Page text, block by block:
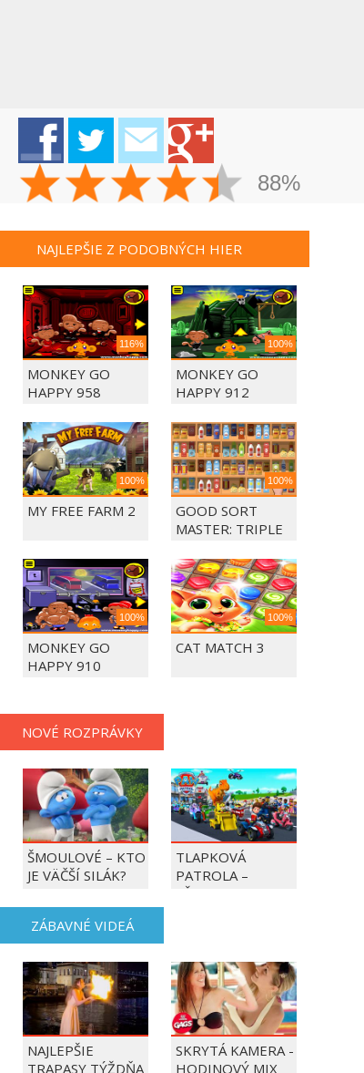
88%
NAJLEPŠIE Z PODOBNÝCH HIER
116%
MONKEY GO
HAPPY 958
100%
MONKEY GO
HAPPY 912
100%
MY FREE FARM 2
100%
GOOD SORT
MASTER: TRIPLE
100%
MONKEY GO
HAPPY 910
100%
CAT MATCH 3
NOVÉ ROZPRÁVKY
ŠMOULOVÉ – KTO
JE VÄČŠÍ SILÁK?
TLAPKOVÁ
PATROLA –
VŠETKY LABKY DO
ZÁBAVNÉ VIDEÁ
NAJLEPŠIE
TRAPASY TÝŽDŇA
SKRYTÁ KAMERA -
HODINOVÝ MIX